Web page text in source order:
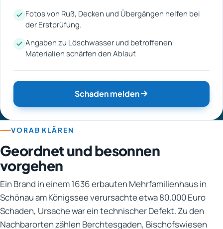
Fotos von Ruß, Decken und Übergängen helfen bei
der Erstprüfung.
Angaben zu Löschwasser und betroffenen
Materialien schärfen den Ablauf.
Schaden melden
VORAB KLÄREN
Geordnet und besonnen
vorgehen
Ein Brand in einem 1636 erbauten Mehrfamilienhaus in
Schönau am Königssee verursachte etwa 80.000 Euro
Schaden, Ursache war ein technischer Defekt. Zu den
Nachbarorten zählen Berchtesgaden, Bischofswiesen